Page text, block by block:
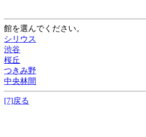
館を選んでください。
シリウス
渋谷
桜丘
つきみ野
中央林間
[7]戻る